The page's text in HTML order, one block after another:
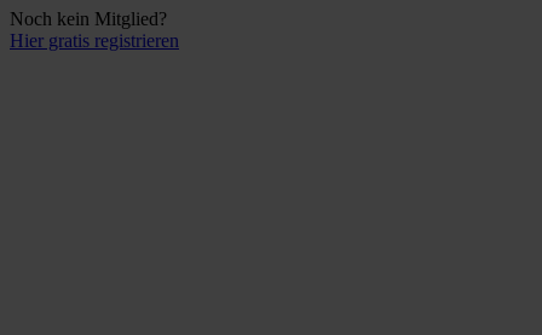
Noch kein Mitglied?
Hier gratis registrieren